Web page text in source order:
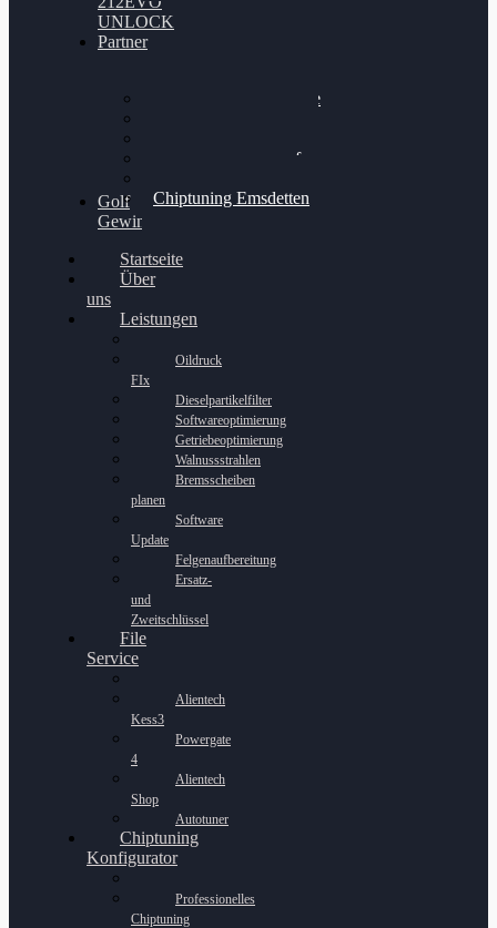
UNLOCK
Partner
Bilgenroth Performance
Chiptuning Schüttorf
Chiptuning Emsdetten
Golf
Gewinnspiel
Startseite
Über
uns
Leistungen
Oildruck
FIx
Dieselpartikelfilter
Softwareoptimierung
Getriebeoptimierung
Walnussstrahlen
Bremsscheiben
planen
Software
Update
Felgenaufbereitung
Ersatz-
und
Zweitschlüssel
File
Service
Alientech
Kess3
Powergate
4
Alientech
Shop
Autotuner
Chiptuning
Konfigurator
Professionelles
Chiptuning